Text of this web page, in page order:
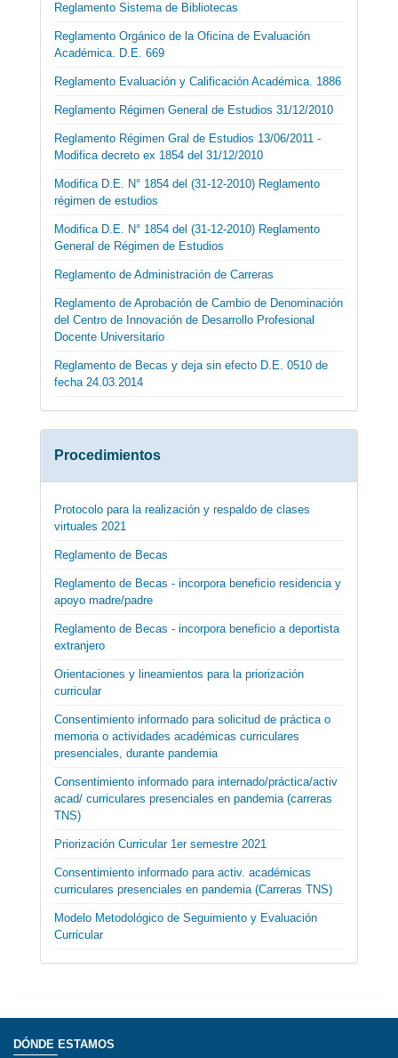
Reglamento Sistema de Bibliotecas
Reglamento Orgánico de la Oficina de Evaluación
Académica. D.E. 669
Reglamento Evaluación y Calificación Académica. 1886
Reglamento Régimen General de Estudios 31/12/2010
Reglamento Régimen Gral de Estudios 13/06/2011 -
Modifica decreto ex 1854 del 31/12/2010
Modifica D.E. N° 1854 del (31-12-2010) Reglamento
régimen de estudios
Modifica D.E. N° 1854 del (31-12-2010) Reglamento
General de Régimen de Estudios
Reglamento de Administración de Carreras
Reglamento de Aprobación de Cambio de Denominación
del Centro de Innovación de Desarrollo Profesional
Docente Universitario
Reglamento de Becas y deja sin efecto D.E. 0510 de
fecha 24.03.2014
Procedimientos
Protocolo para la realización y respaldo de clases
virtuales 2021
Reglamento de Becas
Reglamento de Becas - incorpora beneficio residencia y
apoyo madre/padre
Reglamento de Becas - incorpora beneficio a deportista
extranjero
Orientaciones y lineamientos para la priorización
curricular
Consentimiento informado para solicitud de práctica o
memoria o actividades académicas curriculares
presenciales, durante pandemia
Consentimiento informado para internado/práctica/activ
acad/ curriculares presenciales en pandemia (carreras
TNS)
Priorización Curricular 1er semestre 2021
Consentimiento informado para activ. académicas
curriculares presenciales en pandemia (Carreras TNS)
Modelo Metodológico de Seguimiento y Evaluación
Curricular
DÓNDE ESTAMOS